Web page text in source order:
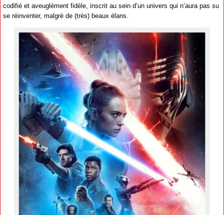
codifié et aveuglément fidèle, inscrit au sein d’un univers qui n’aura pas su
se réinventer, malgré de (très) beaux élans.